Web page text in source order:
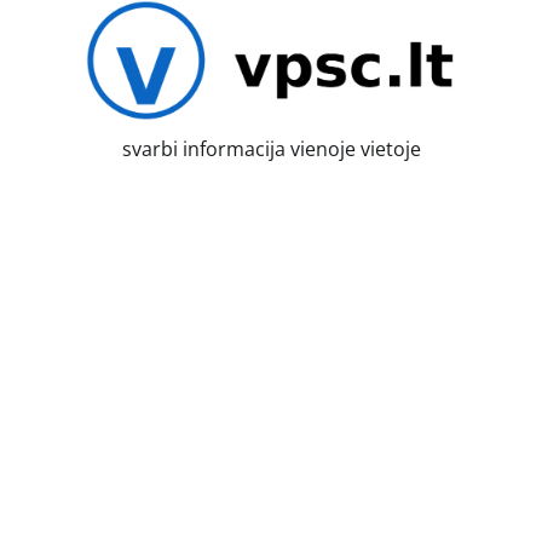
svarbi informacija vienoje vietoje